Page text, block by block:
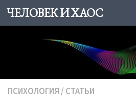
Skip to content
ЧЕЛОВЕК И ХАОС
ПСИХОЛОГИЯ / СТАТЬИ